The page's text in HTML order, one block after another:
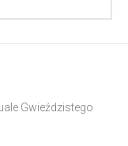
Gwieździstego